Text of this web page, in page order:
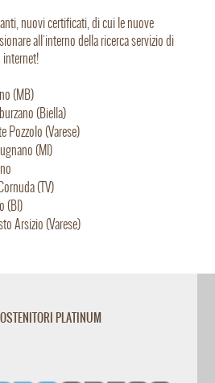
nuovi certificati, di cui le nuove
all'interno della ricerca servizio di
(MB)
(Biella)
Pozzolo (Varese)
(MI)
(TV)
(BI)
Arsizio (Varese)
PLATINUM